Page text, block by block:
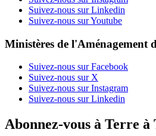
Suivez-nous sur Linkedin
Suivez-nous sur Youtube
Ministères de l'Aménagement
Suivez-nous sur Facebook
Suivez-nous sur X
Suivez-nous sur Instagram
Suivez-nous sur Linkedin
Abonnez-vous à Terre